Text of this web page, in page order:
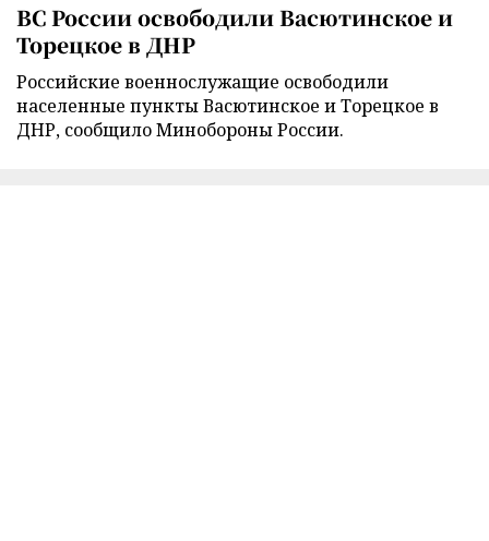
ВС России освободили Васютинское и
Торецкое в ДНР
Российские военнослужащие освободили
населенные пункты Васютинское и Торецкое в
ДНР, сообщило Минобороны России.